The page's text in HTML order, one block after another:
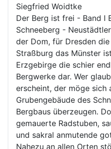
Siegfried Woidtke
Der Berg ist frei - Band I
Schneeberg -
der Dom, für Dresden
Straßburg das Münster
Erzgebirge die schier
Bergwerke dar. Wer
erscheint, der möge sich
Grubengebäude des
Bergbaus überzeugen.
gemauerte Radstuben,
und sakral anmutende
Nahezu an allen Orten